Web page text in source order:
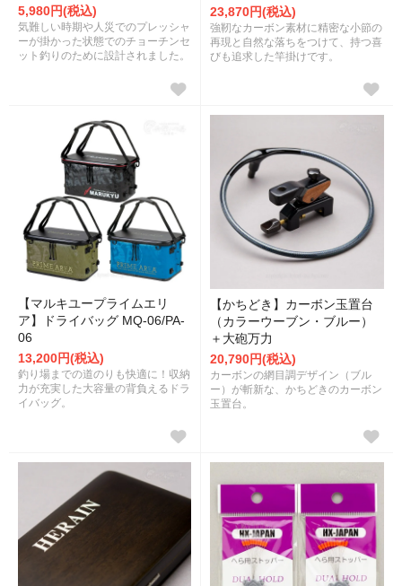
5,980円(税込)
気難しい時期や人災でのプレッシャ
ーが掛かった状態でのチョーチンセ
ット釣りのために設計されました。
23,870円(税込)
強靭なカーボン素材に精密な小節の
再現と自然な落ちをつけて、持つ喜
びも追求した竿掛けです。
【マルキユープライムエリ
ア】ドライバッグ MQ-06/PA-
06
13,200円(税込)
釣り場までの道のりも快適に！収納
力が充実した大容量の背負えるドラ
イバッグ。
【かちどき】カーボン玉置台
（カラーウーブン・ブルー）
＋大砲万力
20,790円(税込)
カーボンの網目調デザイン（ブル
ー）が斬新な、かちどきのカーボン
玉置台。